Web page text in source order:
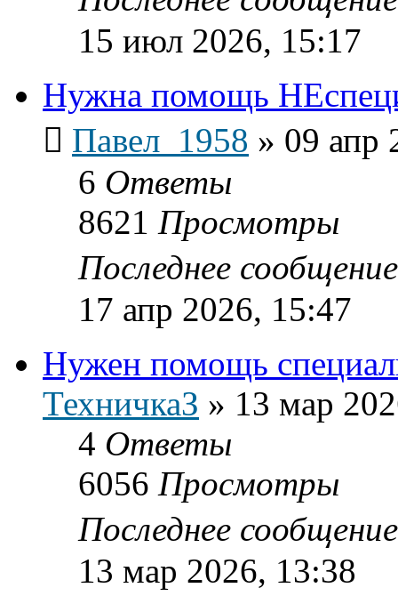
15 июл 2026, 15:17
Нужна помощь
Павел_1958 » 09 апр
6 Ответы
8621 Просмотры
Последнее
17 апр 2026, 15:47
Нужен помощь
ТехничкаЗ » 13 мар
4 Ответы
6056 Просмотры
Последнее
13 мар 2026, 13:38